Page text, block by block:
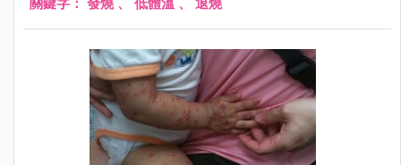
關鍵字： 發燒、 低體溫 、 退燒